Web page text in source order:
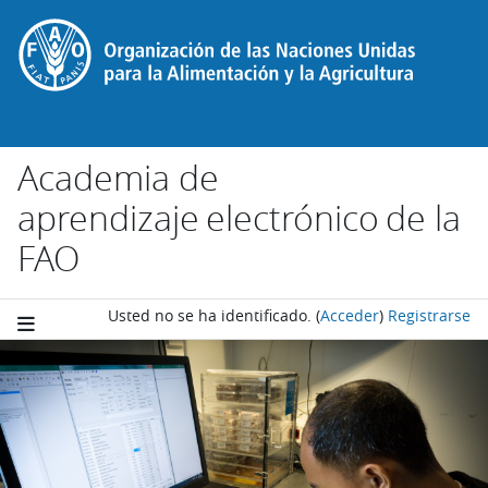
Salta al contenido principal
Academia de
aprendizaje electrónico de la
FAO
Usted no se ha identificado. (Acceder) Registrarse